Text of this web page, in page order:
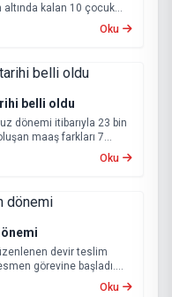
kalan 10 çocuk
Oku
belli oldu
dönemi itibarıyla 23 bin
maaş farkları 7
Oku
devir teslim
görevine başladı.
olmak, bu ülkenin her
Oku